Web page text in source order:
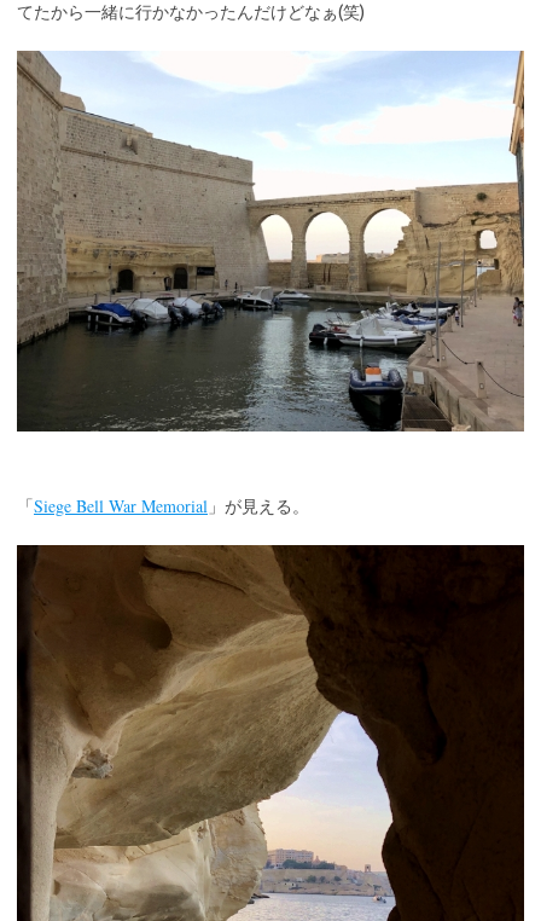
てたから一緒に行かなかったんだけどなぁ(笑)
「Siege Bell War Memorial 」が見える。